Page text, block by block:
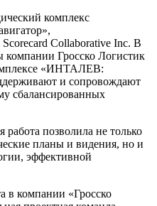
комплекс
Collaborative Inc. В
Гросско Логистик
«ИНТАЛЕВ:
и сопровождают
сбалансированных
позволила не только
планы и видения, но и
эффективной
в компании «Гросско